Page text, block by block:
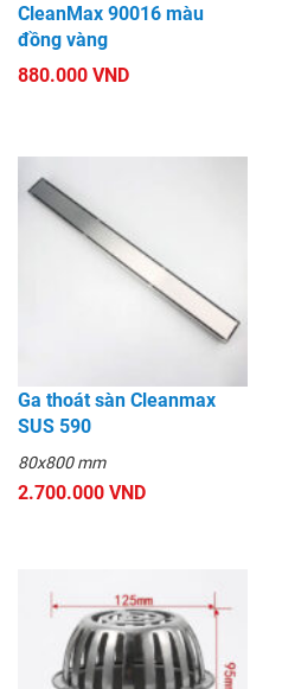
CleanMax 90016 màu
đồng vàng
880.000 VND
Ga thoát sàn Cleanmax
SUS 590
80x800 mm
2.700.000 VND